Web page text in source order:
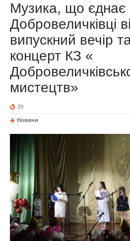
Музика, що єднає
Добровеличківці
випускний вечір
концерт КЗ «
мистецтв»
29
Новини